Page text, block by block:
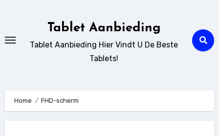
Tablet Aanbieding
Tablet Aanbieding Hier Vindt U De Beste
Tablets!
Home FHD-scherm